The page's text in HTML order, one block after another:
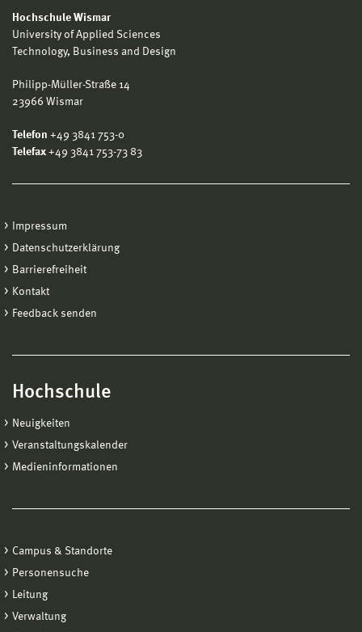
Hochschule Wismar
University of Applied Sciences
Technology, Business and Design
Philipp-Müller-Straße 14
23966 Wismar
Telefon +49 3841 753-0
Telefax +49 3841 753-73 83
Impressum
Datenschutzerklärung
Barrierefreiheit
Kontakt
Feedback senden
Hochschule
Neuigkeiten
Veranstaltungskalender
Medieninformationen
Campus & Standorte
Personensuche
Leitung
Verwaltung